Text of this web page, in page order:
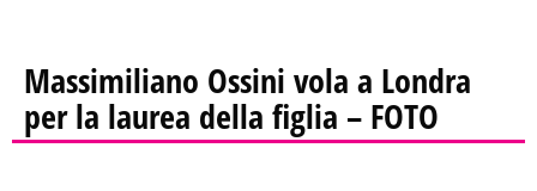
Massimiliano Ossini vola a Londra
per la laurea della figlia – FOTO